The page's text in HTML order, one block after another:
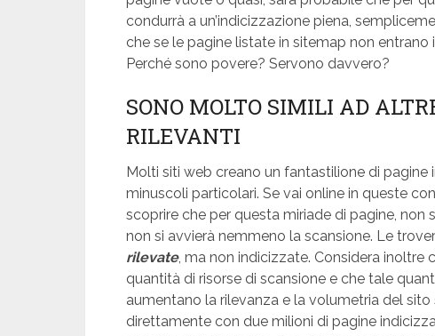
condurrà a un’indicizzazione piena,
che se le pagine listate in sitemap non
Perché sono povere? Servono davvero?
SONO MOLTO SIMILI AD
RILEVANTI
Molti siti web creano un fantastilione di
minuscoli particolari. Se vai online in queste
scoprire che per questa miriade di pagine, non
non si avvierà nemmeno la scansione. Le
rilevate, ma non indicizzate. Considera
quantità di risorse di scansione e che tale
aumentano la rilevanza e la volumetria del
direttamente con due milioni di pagine